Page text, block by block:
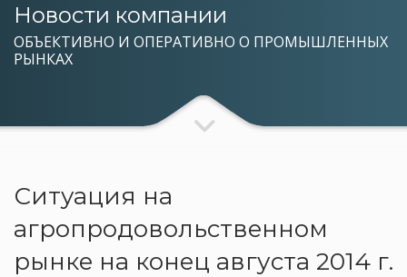
Новости компании
ОБЪЕКТИВНО И ОПЕРАТИВНО О ПРОМЫШЛЕННЫХ
РЫНКАХ
Ситуация на
агропродовольственном
рынке на конец августа 2014 г.